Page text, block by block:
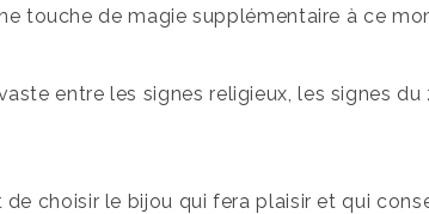
touche de magie supplémentaire à ce
entre les signes religieux, les signes
de choisir le bijou qui fera plaisir et qui